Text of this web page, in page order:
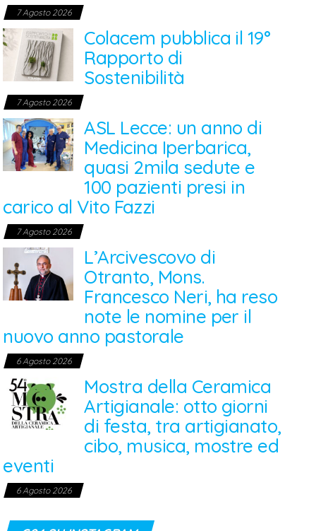
7 Agosto 2026
Colacem pubblica il 19°
Rapporto di
Sostenibilità
7 Agosto 2026
ASL Lecce: un anno di
Medicina Iperbarica,
quasi 2mila sedute e
100 pazienti presi in
carico al Vito Fazzi
7 Agosto 2026
L’Arcivescovo di
Otranto, Mons.
Francesco Neri, ha reso
note le nomine per il
nuovo anno pastorale
6 Agosto 2026
Mostra della Ceramica
Artigianale: otto giorni
di festa, tra artigianato,
cibo, musica, mostre ed
eventi
6 Agosto 2026